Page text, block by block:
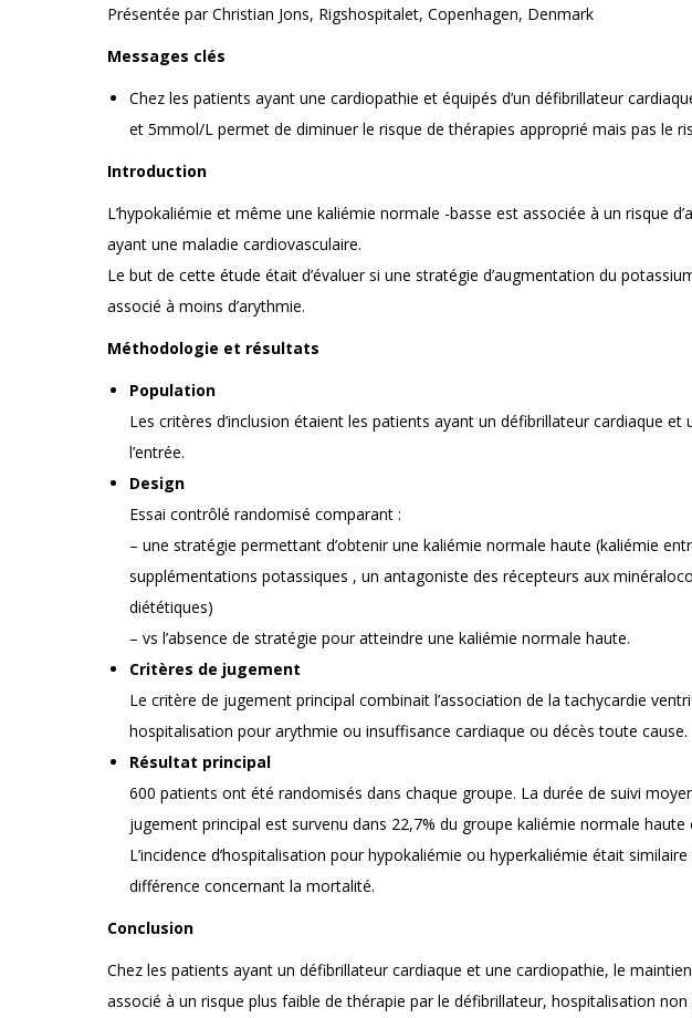
Présentée par Christian Jons, Rigshospitalet, Copenhagen, Denmark
Messages clés
Chez les patients ayant une cardiopathie et équipés d’un défibrillateur
et 5mmol/L permet de diminuer le risque de thérapies approprié mais pas le
Introduction
L’hypokaliémie et même une kaliémie normale -basse est associée à un risque
ayant une maladie cardiovasculaire.
Le but de cette étude était d’évaluer si une stratégie d’augmentation du
associé à moins d’arythmie.
Méthodologie et résultats
Population
Les critères d’inclusion étaient les patients ayant un défibrillateur cardiaque
l’entrée.
Design
Essai contrôlé randomisé comparant :
– une stratégie permettant d’obtenir une kaliémie normale haute (kaliémie
supplémentations potassiques , un antagoniste des récepteurs aux
diététiques)
– vs l’absence de stratégie pour atteindre une kaliémie normale haute.
Critères de jugement
Le critère de jugement principal combinait l’association de la tachycardie
hospitalisation pour arythmie ou insuffisance cardiaque ou décès toute cause.
Résultat principal
600 patients ont été randomisés dans chaque groupe. La durée de suivi
jugement principal est survenu dans 22,7% du groupe kaliémie normale
L’incidence d’hospitalisation pour hypokaliémie ou hyperkaliémie était
différence concernant la mortalité.
Conclusion
Chez les patients ayant un défibrillateur cardiaque et une cardiopathie, le
associé à un risque plus faible de thérapie par le défibrillateur, hospitalisation